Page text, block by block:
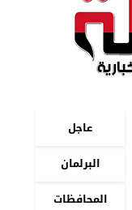
عاجل
البرلمان
المحافظات